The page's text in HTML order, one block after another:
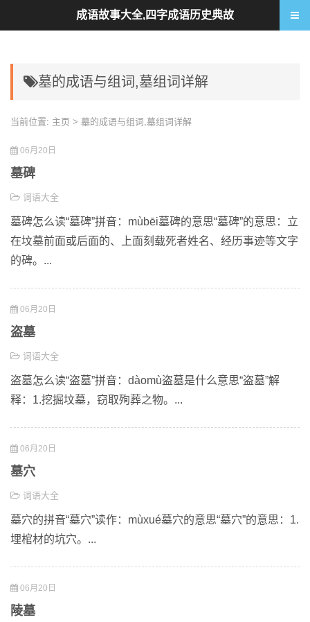
墓的成语与组词,墓组词详解
当前位置: 主页 > 墓的成语与组词,墓组词详解
06月20日
墓碑
词语大全
墓碑怎么读“墓碑”拼音：mùbēi墓碑的意思“墓碑”的意思：立
在坟墓前面或后面的、上面刻载死者姓名、经历事迹等文字
的碑。...
06月20日
盗墓
词语大全
盗墓怎么读“盗墓”拼音：dàomù盗墓是什么意思“盗墓”解
释：1.挖掘坟墓，窃取殉葬之物。...
06月20日
墓穴
词语大全
墓穴的拼音“墓穴”读作：mùxué墓穴的意思“墓穴”的意思：1.
埋棺材的坑穴。...
06月20日
陵墓
成语故事大全,四字成语历史典故